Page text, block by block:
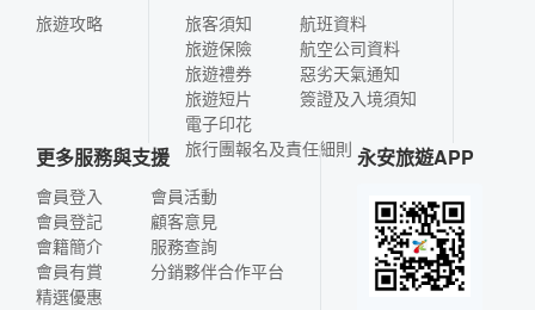
旅遊攻略
旅客須知
旅遊保險
旅遊禮券
旅遊短片
電子印花
航班資料
航空公司資料
惡劣天氣通知
簽證及入境須知
旅行團報名及責任細則
更多服務與支援
會員登入
會員登記
會籍簡介
會員有賞
精選優惠
會員活動
顧客意見
服務查詢
分銷夥伴合作平台
永安旅遊APP